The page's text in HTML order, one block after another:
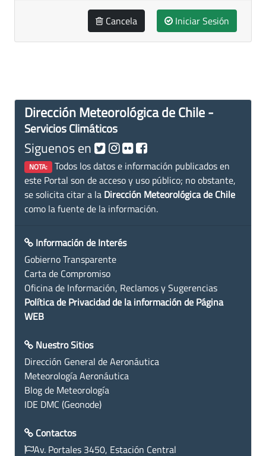
Cancela Iniciar Sesión
Dirección Meteorológica de Chile -
Servicios Climáticos
Siguenos en
NOTA: Todos los datos e información publicados en
este Portal son de acceso y uso público; no obstante,
se solicita citar a la Dirección Meteorológica de Chile
como la fuente de la información.
Información de Interés
Gobierno Transparente
Carta de Compromiso
Oficina de Información, Reclamos y Sugerencias
Política de Privacidad de la información de Página
WEB
Nuestro Sitios
Dirección General de Aeronáutica
Meteorología Aeronáutica
Blog de Meteorología
IDE DMC (Geonode)
Contactos
Av. Portales 3450, Estación Central